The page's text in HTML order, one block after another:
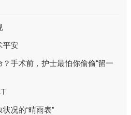
平安
手术前，护士最怕你偷偷“留一
况的“晴雨表”